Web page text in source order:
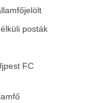
posták
FC